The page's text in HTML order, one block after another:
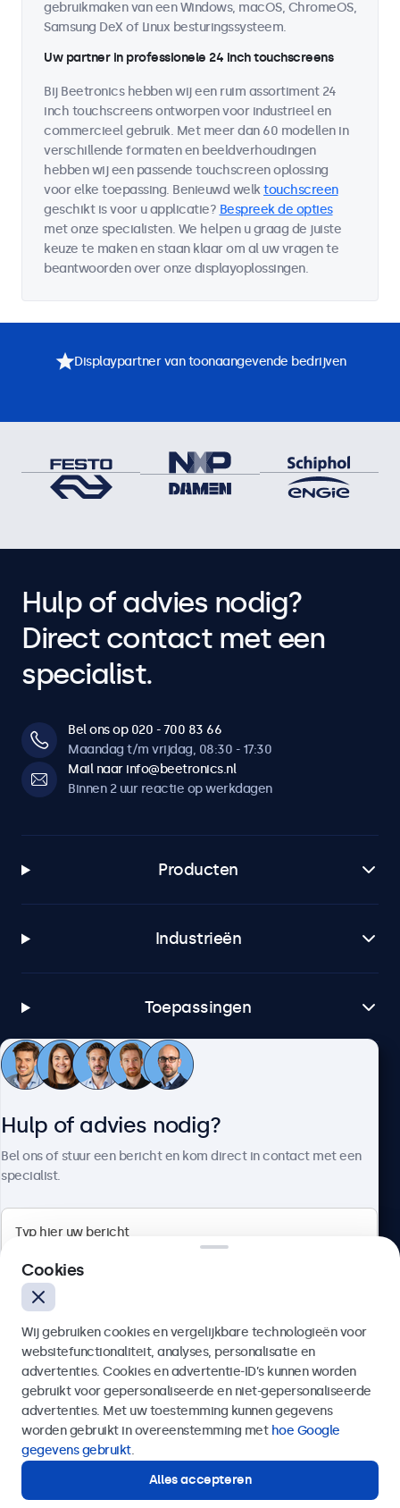
gebruikmaken van een Windows, macOS, ChromeOS,
Samsung DeX of Linux besturingssysteem.
Uw partner in professionele 24 inch touchscreens
Bij Beetronics hebben wij een ruim assortiment 24
inch touchscreens ontworpen voor industrieel en
commercieel gebruik. Met meer dan 60 modellen in
verschillende formaten en beeldverhoudingen
hebben wij een passende touchscreen oplossing
voor elke toepassing. Benieuwd welktouchscreen
geschikt is voor u applicatie? Bespreek de opties
met onze specialisten. We helpen u graag de juiste
keuze te maken en staan klaar om al uw vragen te
beantwoorden over onze displayoplossingen.
Displaypartner van toonaangevende bedrijven
Hulp of advies nodig?
Direct contact met een
specialist.
Bel ons op 020 - 700 83 66
Maandag t/m vrijdag, 08:30 - 17:30
Mail naar info@beetronics.nl
Binnen 2 uur reactie op werkdagen
Producten
Industrieën
Toepassingen
Klantenservice
4.8/5 door 5000+ bedrijven
Nederlands
Hulp of advies nodig?
Bel ons of stuur een bericht en kom direct in contact met een
specialist.
Verzenden
Of bel ons op
Hulp of advies nodig?
Direct contact met een specialist.
Cookies
Wij gebruiken cookies en vergelijkbare technologieën voor
websitefunctionaliteit, analyses, personalisatie en
advertenties. Cookies en advertentie-ID’s kunnen worden
gebruikt voor gepersonaliseerde en niet-gepersonaliseerde
advertenties. Met uw toestemming kunnen gegevens
worden gebruikt in overeenstemming met hoe Google
gegevens gebruikt.
Alles accepteren